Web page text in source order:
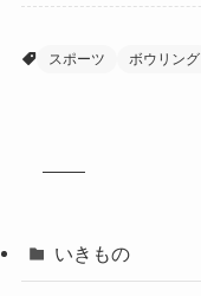
スポーツ ボウリング
いきもの